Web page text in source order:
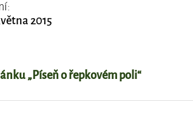
2015
„Píseň o řepkovém poli“